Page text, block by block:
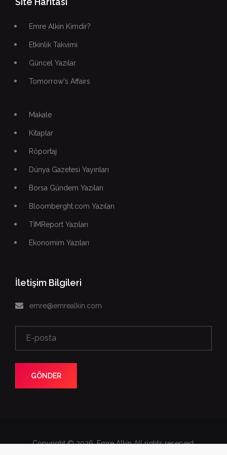
Emre Alkin Kimdir?
Etkinlik Takvimi
Güncel Yazılar
Tomorrow's Affairs
Makale
Kitaplar
Röportaj
Dünya Gazetesi Yayınları
Borsa Gündem Yazıları
Bloomberght.com Yazıları
TİMReport Yazıları
Ekonomim Yazıları
İletişim Bilgileri
emre@emrealkin.com
GÖNDER
Copyright © 2026. Emre Alkin All rights reserved.